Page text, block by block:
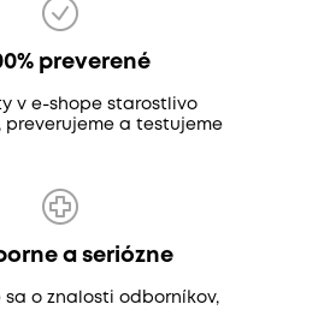
preverené
v e-shope starostlivo
preverujeme a testujeme
a seriózne
sa o znalosti odborníkov,